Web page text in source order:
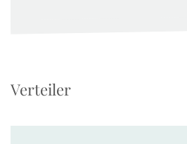
Verteiler